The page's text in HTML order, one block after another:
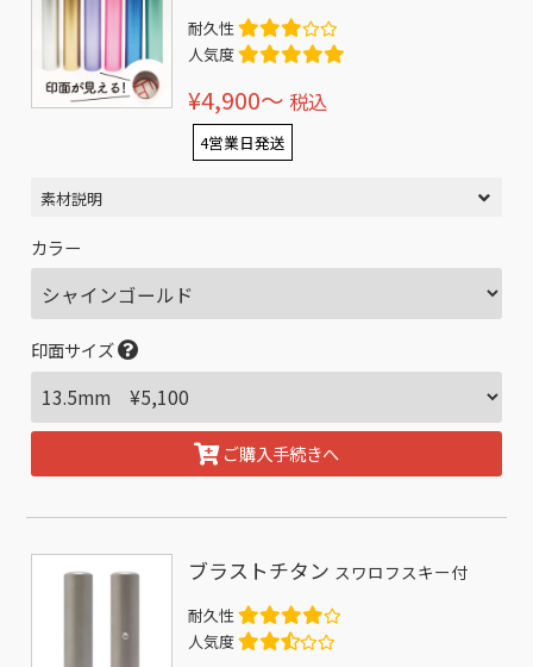
耐久性
人気度
¥4,900〜 税込
4営業日発送
素材説明
カラー
印面サイズ
ご購入手続きへ
ブラストチタン スワロフスキー付
耐久性
人気度